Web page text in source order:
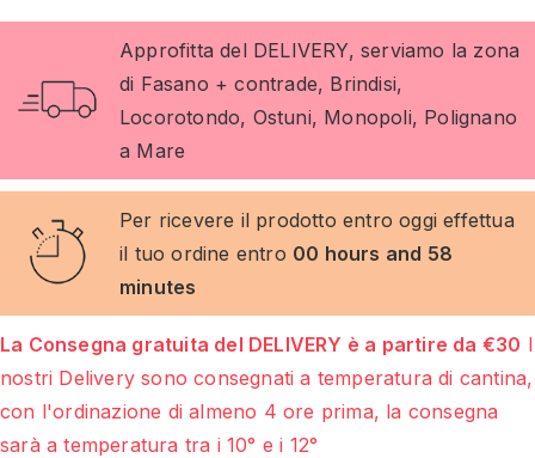
Approfitta del DELIVERY, serviamo la zona
di Fasano + contrade, Brindisi,
Locorotondo, Ostuni, Monopoli, Polignano
a Mare
Per ricevere il prodotto entro oggi effettua
il tuo ordine entro 00 hours and 58
minutes
La Consegna gratuita del DELIVERY è a partire da €30 I
nostri Delivery sono consegnati a temperatura di cantina,
con l'ordinazione di almeno 4 ore prima, la consegna
sarà a temperatura tra i 10° e i 12°